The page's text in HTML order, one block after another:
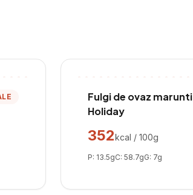
Fulgi de ovaz marunti
Holiday
352kcal / 100g
P: 13.5gC: 58.7gG: 7g